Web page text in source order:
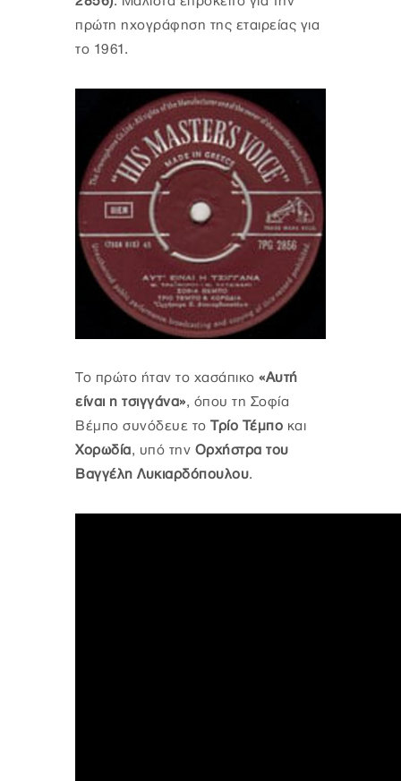
πρώτη ηχογράφηση της εταιρείας για
το 1961.
Το πρώτο ήταν το χασάπικο «Αυτή
είναι η τσιγγάνα», όπου τη Σοφία
Βέμπο συνόδευε το Τρίο Τέμπο και
Χορωδία, υπό την Ορχήστρα του
Βαγγέλη Λυκιαρδόπουλου.